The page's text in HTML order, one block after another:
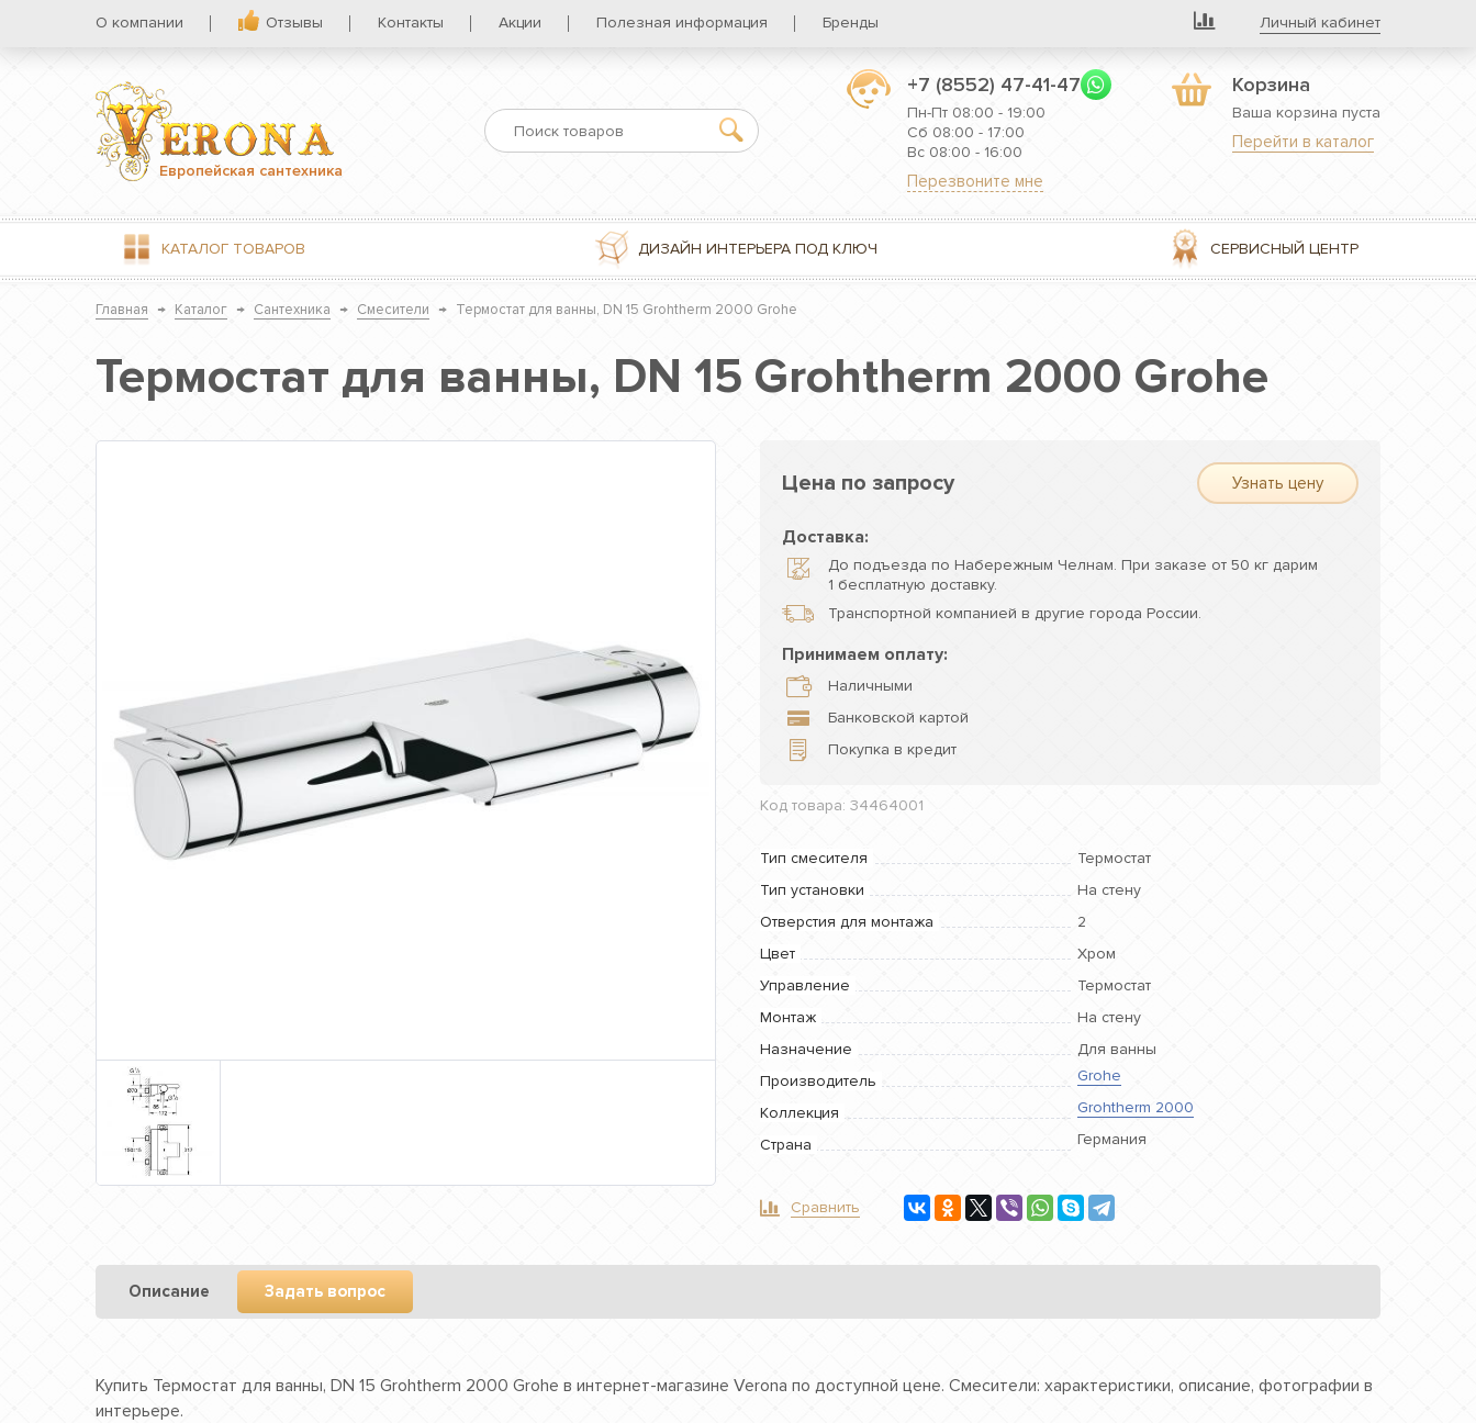
О компании Отзывы Контакты Акции Полезная информация Бренды Личный кабинет
Европейская сантехника
Корзина
Ваша корзина пуста
Перейти в каталог
+7 (8552) 47-41-47
Пн-Пт 08:00 - 19:00
Сб 08:00 - 17:00
Вс 08:00 - 16:00
Перезвоните мне
КАТАЛОГ ТОВАРОВ ДИЗАЙН ИНТЕРЬЕРА ПОД КЛЮЧ СЕРВИСНЫЙ ЦЕНТР
Главная → Каталог → Сантехника → Смесители → Термостат для ванны, DN 15 Grohtherm 2000 Grohe
Термостат для ванны, DN 15 Grohtherm 2000 Grohe
Цена по запросу Узнать цену
Доставка:
До подъезда по Набережным Челнам. При заказе от 50 кг дарим
1 бесплатную доставку.
Транспортной компанией в другие города России.
Принимаем оплату:
Наличными
Банковской картой
Покупка в кредит
Код товара: 34464001
Тип смесителя
Термостат
Тип установки
На стену
Отверстия для монтажа
2
Цвет
Хром
Управление
Термостат
Монтаж
На стену
Назначение
Для ванны
Производитель
Grohe
Коллекция
Grohtherm 2000
Страна
Германия
Сравнить
Описание Задать вопрос
Купить Термостат для ванны, DN 15 Grohtherm 2000 Grohe в интернет-магазине Verona по доступной цене. Смесители: характеристики, описание, фотографии в
интерьере.